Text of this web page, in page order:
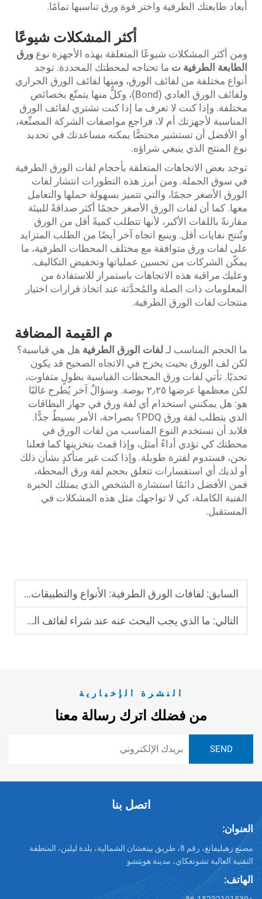
أبعاد طابعتك الطرفية واختر فوة ورق تناسبها تمامًا.
أكثر المشكلات شيوعًا
ومن أكثر المشكلات شيوعًا المتعلقة بهذه الأجهزة نوع ورق
الطابعة الطرفية ت ما تحتاجه لمحطتك المحددة. توجد
أنواع مختلفة من لفائف الورق، ومنها لفائف الورق الحراري
ولفائف الورق العادي (Bond)، وكلٌّ منها يتمتّع بخصائص
مختلفة. وإذا كنت لا تعرف ما إذا كنت تشتري لفائف الورق
المناسبة لأجهزتك أم لا، فراجع مواصفات الشركة المصنِّعة،
أو الأفضل أن تستشير مختصًّا يمكنه مساعدتك في تحديد
نوع المنتج الذي ينبغي شراؤه.
توجد بعض الاتجاهات المتعلقة بأحجام لفات الورق الطرفية
في سوق الجملة. ومن أبرز هذه التطورات انتشار لفات
الورق الأصغر حجمًا، والتي تتميز بسهولة حملها والتعامل
معها. كما أن لفات الورق الأصغر حجمًا أكثر صداقةً للبيئة
مقارنةً باللفات الأكبر، لأنها تتطلب كميةً أقل من الورق
وتُنتج نفايات أقل. وينبع اتجاه آخر أيضًا من الطلب المتزايد
على لفات ورق متوافقة مع مختلف المحطات الطرفية، ما
يمكّن الشركات من تحسين عملياتها وتخفيض التكاليف.
وعليك مراقبة هذه الاتجاهات باستمرار للاستفادة من
المعلومات ذات الصلة والمُحدَّثة عند اتخاذ قرارات اختيار
منتجات لفات الورق الطرفية.
م القيمة المضافة
ما الحجم المناسب لـلفات الورق الطرفية هل هي قياسية؟
لكن لف الورق بحيث يخرج في الاتجاه الصحيح قد يكون
تحديًا. تأتي لفات ورق المحطات القياسية بطولٍ متفاوت،
لكن معظمها عرضها ٢٫٢٥ بوصة. وسؤالٌ آخر يُطرح غالبًا
هو: هل يمكنني استخدام أي لفة ورق في جهاز البطاقات
الذي يتطلب لفة ورق PDQ؟ بصراحة، الأمر بسيطٌ جدًّا.
فلابد أن تستخدم النوع المناسب من لفات الورق في
محطتك كي تؤدي أداءً أمثل، وإذا قمتَ بتخزينها كما فعلنا
نحن، فستدوم لفترة طويلة. وإذا كنت غير متأكدٍ بشأن ذلك
أو لديك أي استفسارات تتعلق بحجم لفة ورق المحطة،
فمن الأفضل دائمًا استشارة الشخص الذي يمتلك الخبرة
الفنية الكاملة، كي لا تواجهك مثل هذه المشكلات في
المستقبل.
السابق: لفافات الورق الطرفية: الأنواع والتطبيقات في مختلف الصناعات
التالي: ما الذي يجب البحث عنه عند شراء لفائف الورق الحراري لجهاز تخطيط القلب الكهربائي (ECG)
النشرة الإخبارية
من فضلك اترك رسالة معنا
اتصل بنا
العنوان:
مصنع زهيليفانغ، رقم 8، طريق يينغشان الشمالية، بلدة ليلين، المنطقة
التقنية العالية تشونغكاي، مدينة هويتشو
الهاتف: